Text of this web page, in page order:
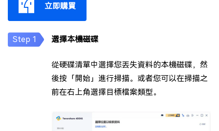
立即購買
選擇本機磁碟
從硬碟清單中選擇您丟失資料的本機磁碟，然
後按「開始」進行掃描。或者您可以在掃描之
前在右上角選擇目標檔案類型。